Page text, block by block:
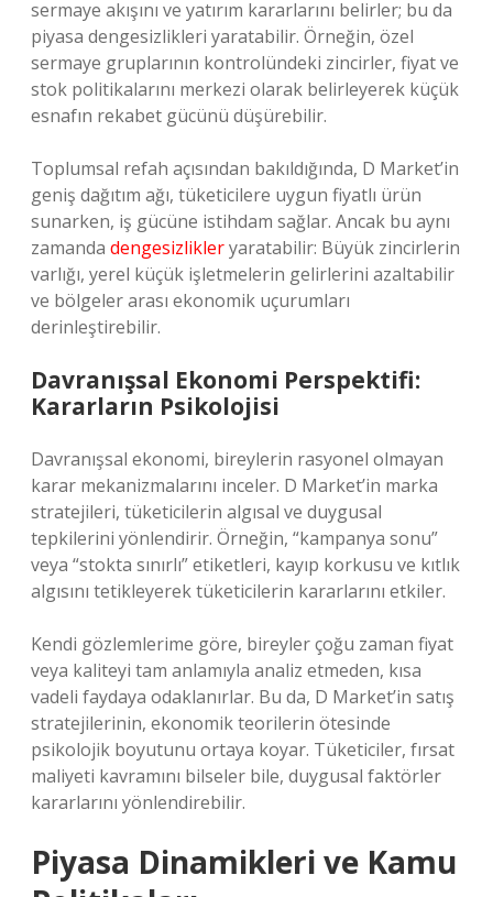
sermaye akışını ve yatırım kararlarını belirler; bu da
piyasa dengesizlikleri yaratabilir. Örneğin, özel
sermaye gruplarının kontrolündeki zincirler, fiyat ve
stok politikalarını merkezi olarak belirleyerek küçük
esnafın rekabet gücünü düşürebilir.
Toplumsal refah açısından bakıldığında, D Market’in
geniş dağıtım ağı, tüketicilere uygun fiyatlı ürün
sunarken, iş gücüne istihdam sağlar. Ancak bu aynı
zamanda dengesizlikleryaratabilir: Büyük zincirlerin
varlığı, yerel küçük işletmelerin gelirlerini azaltabilir
ve bölgeler arası ekonomik uçurumları
derinleştirebilir.
Davranışsal Ekonomi Perspektifi:
Kararların Psikolojisi
Davranışsal ekonomi, bireylerin rasyonel olmayan
karar mekanizmalarını inceler. D Market’in marka
stratejileri, tüketicilerin algısal ve duygusal
tepkilerini yönlendirir. Örneğin, “kampanya sonu”
veya “stokta sınırlı” etiketleri, kayıp korkusu ve kıtlık
algısını tetikleyerek tüketicilerin kararlarını etkiler.
Kendi gözlemlerime göre, bireyler çoğu zaman fiyat
veya kaliteyi tam anlamıyla analiz etmeden, kısa
vadeli faydaya odaklanırlar. Bu da, D Market’in satış
stratejilerinin, ekonomik teorilerin ötesinde
psikolojik boyutunu ortaya koyar. Tüketiciler, fırsat
maliyeti kavramını bilseler bile, duygusal faktörler
kararlarını yönlendirebilir.
Piyasa Dinamikleri ve Kamu